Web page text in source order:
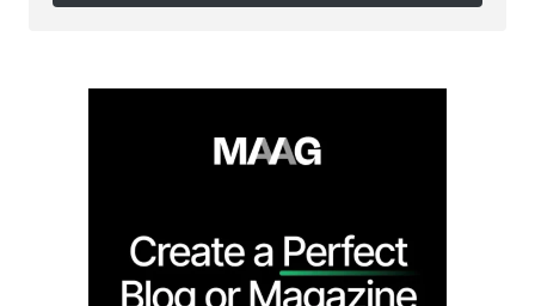
Follow on Instagram